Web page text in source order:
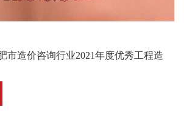
市造价咨询行业2021年度优秀工程造